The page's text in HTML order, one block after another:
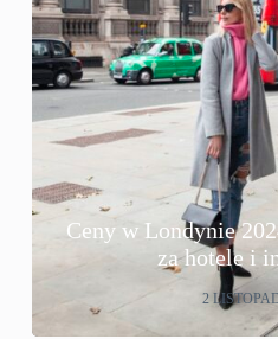
Ceny w Londynie
za hotele i
2